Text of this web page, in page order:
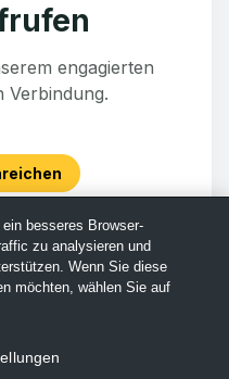
engagierten
Verbindung.
besseres Browser-
zu analysieren und
Wenn Sie diese
möchten, wählen Sie auf